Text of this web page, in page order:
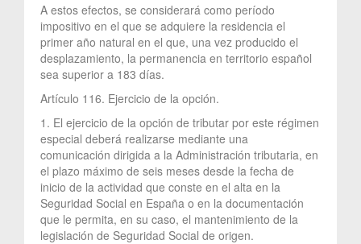
A estos efectos, se considerará como período
impositivo en el que se adquiere la residencia el
primer año natural en el que, una vez producido el
desplazamiento, la permanencia en territorio español
sea superior a 183 días.
Artículo 116. Ejercicio de la opción.
1. El ejercicio de la opción de tributar por este régimen
especial deberá realizarse mediante una
comunicación dirigida a la Administración tributaria, en
el plazo máximo de seis meses desde la fecha de
inicio de la actividad que conste en el alta en la
Seguridad Social en España o en la documentación
que le permita, en su caso, el mantenimiento de la
legislación de Seguridad Social de origen.